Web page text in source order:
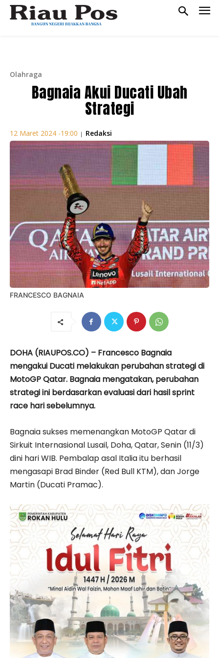
Olahraga
Bagnaia Akui Ducati Ubah
Strategi
12 Maret 2024 -19:00 | Redaksi
FRANCESCO BAGNAIA
DOHA (RIAUPOS.CO) – Francesco Bagnaia
mengakui Ducati melakukan perubahan strategi di
MotoGP Qatar. Bagnaia mengatakan, perubahan
strategi ini berdasarkan evaluasi dari hasil sprint
race hari sebelumnya.
Bagnaia sukses memenangkan MotoGP Qatar di
Sirkuit Internasional Lusail, Doha, Qatar, Senin (11/3)
dini hari WIB. Pembalap asal Italia itu berhasil
mengasapi Brad Binder (Red Bull KTM), dan Jorge
Martin (Ducati Pramac).